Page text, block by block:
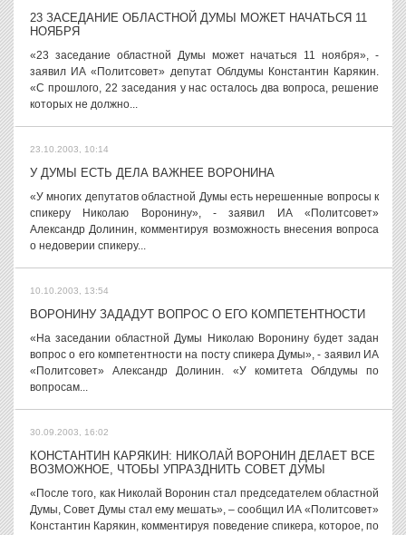
23 ЗАСЕДАНИЕ ОБЛАСТНОЙ ДУМЫ МОЖЕТ НАЧАТЬСЯ 11
НОЯБРЯ
«23 заседание областной Думы может начаться 11 ноября», -
заявил ИА «Политсовет» депутат Облдумы Константин Карякин.
«С прошлого, 22 заседания у нас осталось два вопроса, решение
которых не должно...
23.10.2003, 10:14
У ДУМЫ ЕСТЬ ДЕЛА ВАЖНЕЕ ВОРОНИНА
«У многих депутатов областной Думы есть нерешенные вопросы к
спикеру Николаю Воронину», - заявил ИА «Политсовет»
Александр Долинин, комментируя возможность внесения вопроса
о недоверии спикеру...
10.10.2003, 13:54
ВОРОНИНУ ЗАДАДУТ ВОПРОС О ЕГО КОМПЕТЕНТНОСТИ
«На заседании областной Думы Николаю Воронину будет задан
вопрос о его компетентности на посту спикера Думы», - заявил ИА
«Политсовет» Александр Долинин. «У комитета Облдумы по
вопросам...
30.09.2003, 16:02
КОНСТАНТИН КАРЯКИН: НИКОЛАЙ ВОРОНИН ДЕЛАЕТ ВСЕ
ВОЗМОЖНОЕ, ЧТОБЫ УПРАЗДНИТЬ СОВЕТ ДУМЫ
«После того, как Николай Воронин стал председателем областной
Думы, Совет Думы стал ему мешать», – сообщил ИА «Политсовет»
Константин Карякин, комментируя поведение спикера, которое, по